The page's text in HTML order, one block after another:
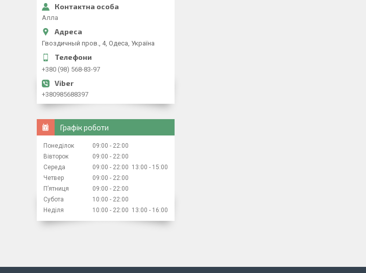
Алла
Гвоздичный пров., 4, Одеса, Україна
+380 (98) 568-83-97
+380985688397
Графік роботи
Понеділок 09:00
22:00
Вівторок
09:00
22:00
Середа
09:00 22:00 13:00
15:00
Четвер
09:00
22:00
Пʼятниця
09:00
22:00
Субота
10:00
22:00
Неділя
10:00 22:00 13:00 16:00